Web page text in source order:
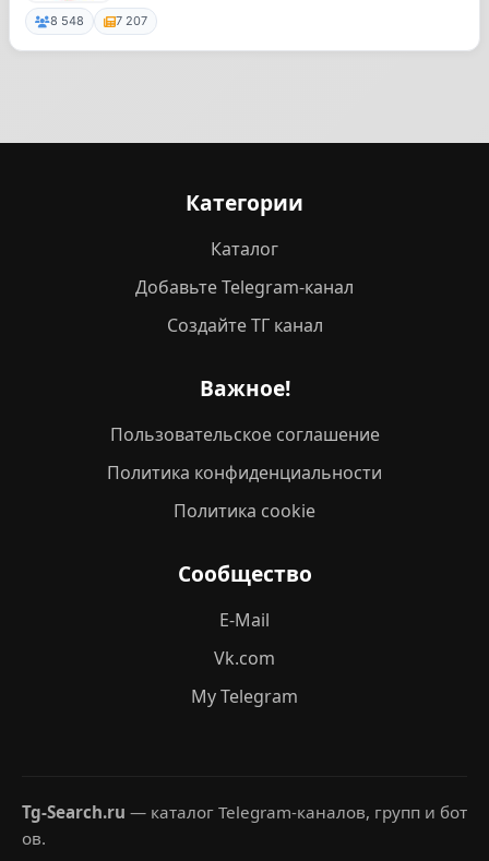
8 548 7 207
Категории
Каталог
Добавьте Telegram-канал
Создайте ТГ канал
Важное!
Пользовательское соглашение
Политика конфиденциальности
Политика cookie
Сообщество
E-Mail
Vk.com
My Telegram
Tg-Search.ru — каталог Telegram-каналов, групп и бот
ов.